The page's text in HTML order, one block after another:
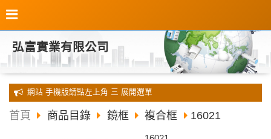
弘富實業有限公司
全新 網站 手機版請點左上角 三 展開選單
首頁 商品目錄 鏡框 複合框 16021